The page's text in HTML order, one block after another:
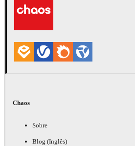
Chaos
Sobre
Blog (Inglês)